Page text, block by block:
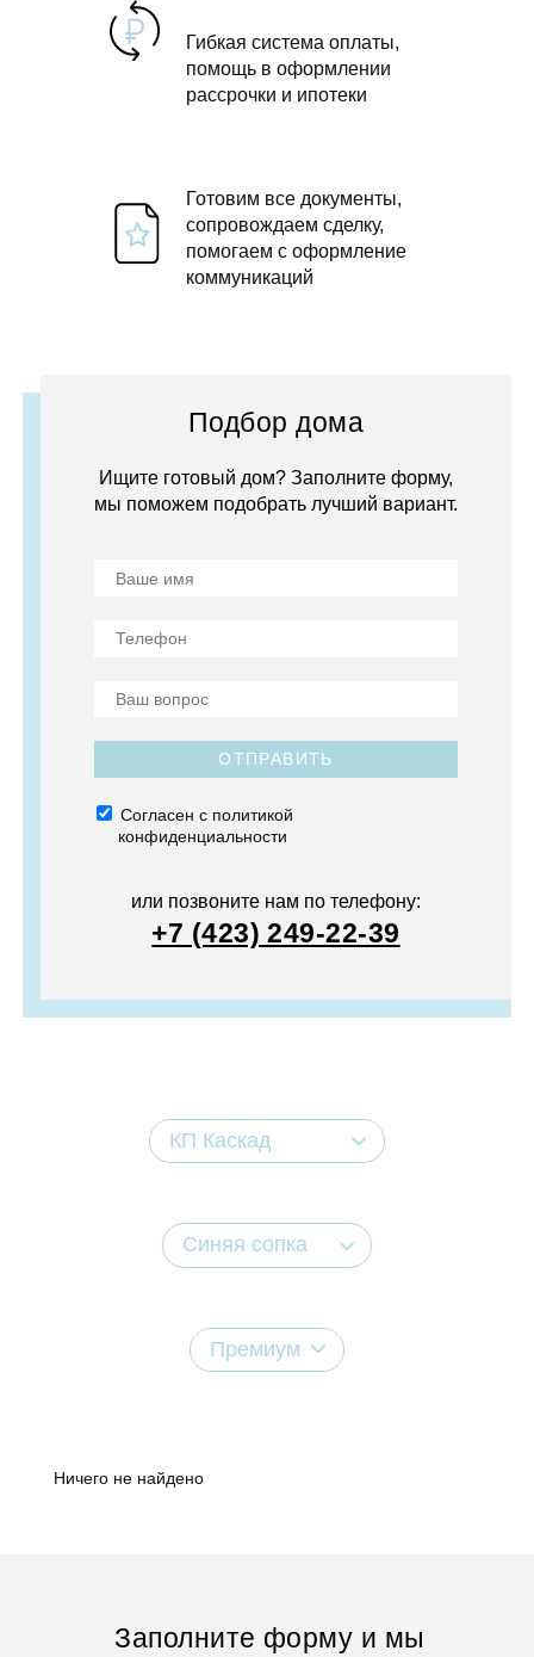
Гибкая система оплаты,
помощь в оформлении
рассрочки и ипотеки
Готовим все документы,
сопровождаем сделку,
помогаем с оформление
коммуникаций
Подбор дома
Ищите готовый дом? Заполните форму,
мы поможем подобрать лучший вариант.
ОТПРАВИТЬ
Согласен с политикой
конфиденциальности
или позвоните нам по телефону:
+7 (423) 249-22-39
КП Каскад
Синяя сопка
Премиум
Ничего не найдено
Заполните форму и мы